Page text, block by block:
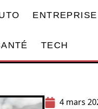
ENTREPRISE
TECH
4 mars